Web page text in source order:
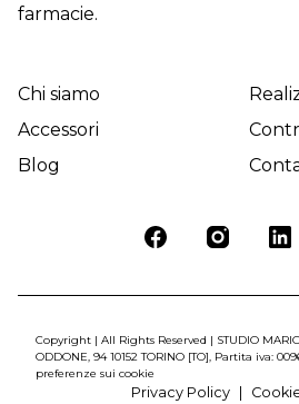
farmacie.
Chi siamo
Accessori
Blog
Copyright | All Rights Reserved | STUDIO
ODDONE, 94 10152 TORINO [TO], Partita iva:
preferenze sui cookie
Privacy Policy